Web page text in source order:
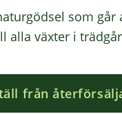
som går
alla växter i
från